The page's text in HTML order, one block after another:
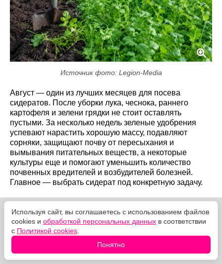
Источник фото: Legion-Media
Август — один из лучших месяцев для посева
сидератов. После уборки лука, чеснока, раннего
картофеля и зелени грядки не стоит оставлять
пустыми. За несколько недель зеленые удобрения
успевают нарастить хорошую массу, подавляют
сорняки, защищают почву от пересыхания и
вымывания питательных веществ, а некоторые
культуры еще и помогают уменьшить количество
почвенных вредителей и возбудителей болезней.
Главное — выбрать сидерат под конкретную задачу.
Используя сайт, вы соглашаетесь с использованием файлов
cookies и обработкой персональных данных в соответствии
с Политикой cookies
Понятно